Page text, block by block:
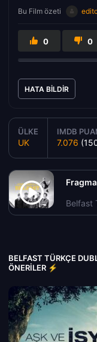
Bu Film özeti
0 0
HATA BILDIR
ÜLKE
UK
IMDB
7.076
Belfast
BELFAST TÜRKÇE
ÖNERILER ⚡